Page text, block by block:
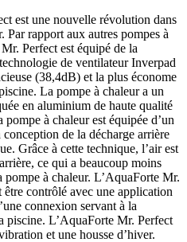
est une nouvelle révolution dans
Par rapport aux autres pompes à
Perfect est équipé de la
de ventilateur Inverpad
(38,4dB) et la plus économe
La pompe à chaleur a un
en aluminium de haute qualité
à chaleur est équipée d’un
de la décharge arrière
Grâce à cette technique, l’air est
ce qui a beaucoup moins
pompe à chaleur. L’AquaForte Mr.
contrôlé avec une application
connexion servant à la
piscine. L’AquaForte Mr. Perfect
et une housse d’hiver.